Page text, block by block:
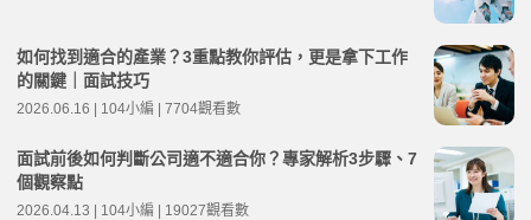
如何找到適合的產業？3重點教你評估，更是拿下工作
的關鍵｜面試技巧
2026.06.16 | 104小編 | 7704觀看數
面試前後如何判斷公司適不適合你？專家解析3步驟、7
個觀察點
2026.04.13 | 104小編 | 19027觀看數